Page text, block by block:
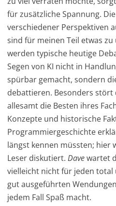
für zusätzliche Spannung.
verschiedener Perspektiven
sind für meinen Teil etwas
werden typische heutige
Segen von KI nicht in
spürbar gemacht, sondern
debattieren. Besonders stört
allesamt die Besten ihres
Konzepte und historische
Programmiergeschichte
längst kennen müssten; hier
Leser diskutiert. Davewartet
vielleicht nicht für jeden
gut ausgeführten
jedem Fall Spaß macht.